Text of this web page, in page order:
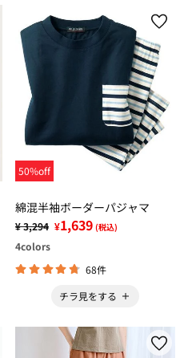
50%off
綿混半袖ボーダーパジャマ
¥ 3,294 ¥1,639 (税込)
4colors
68件
チラ見をする